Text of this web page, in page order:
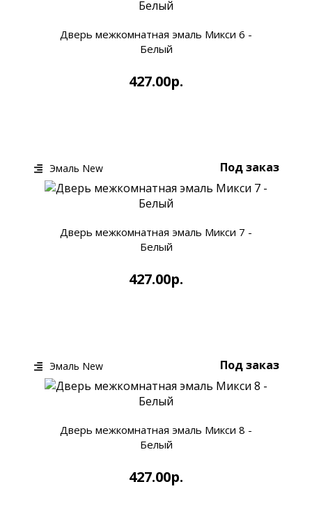
Дверь межкомнатная эмаль Микси 6 -
Белый
427.00р.
Под заказ
Дверь межкомнатная эмаль Микси 7 -
Белый
427.00р.
Эмаль New
Под заказ
Дверь межкомнатная эмаль Микси 8 -
Белый
427.00р.
Эмаль New